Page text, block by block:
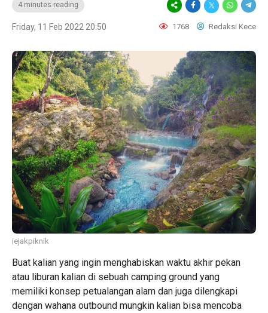
4 minutes reading
Friday, 11 Feb 2022 20:50 1768 Redaksi Kece
jejakpiknik
Buat kalian yang ingin menghabiskan waktu akhir pekan
atau liburan kalian di sebuah camping ground yang
memiliki konsep petualangan alam dan juga dilengkapi
dengan wahana outbound mungkin kalian bisa mencoba